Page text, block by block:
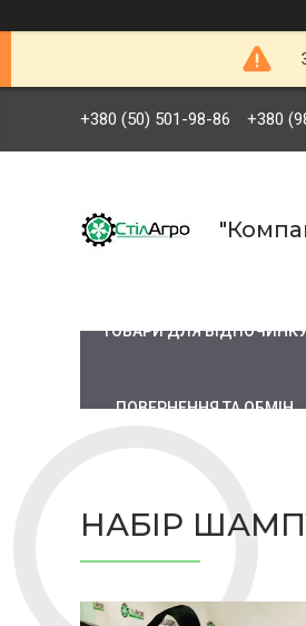
+380 (50) 501-98-86 +380
ТОВАРИ ДЛЯ
ПОВЕРНЕННЯ ТА ОБМІН
НАБІР